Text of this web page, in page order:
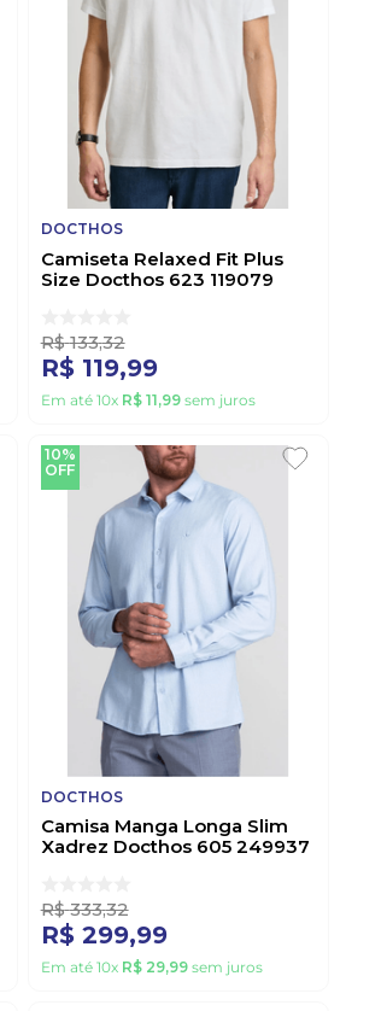
DOCTHOS
Camiseta Relaxed Fit Plus
Size Docthos 623 119079
R$ 133,32
R$ 119,99
Em até 10x R$ 11,99sem juros
10%
OFF
DOCTHOS
Camisa Manga Longa Slim
Xadrez Docthos 605 249937
R$ 333,32
R$ 299,99
Em até 10x R$ 29,99sem juros